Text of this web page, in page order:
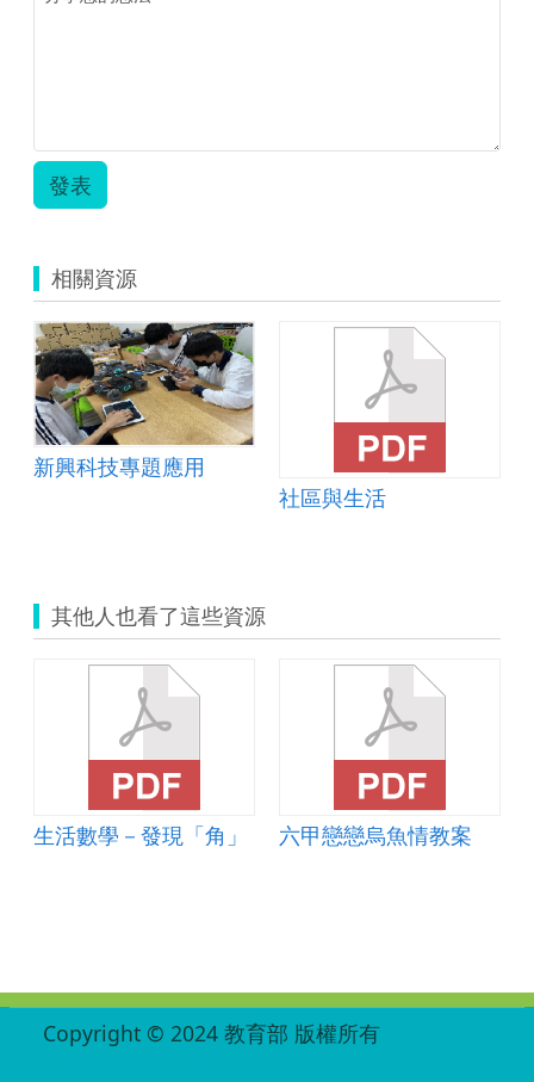
比
發表
相關資源
新興科技專題應用
社區與生活
其他人也看了這些資源
生活數學－發現「角」 六甲戀戀烏魚情教案
Copyright © 2024 教育部 版權所有